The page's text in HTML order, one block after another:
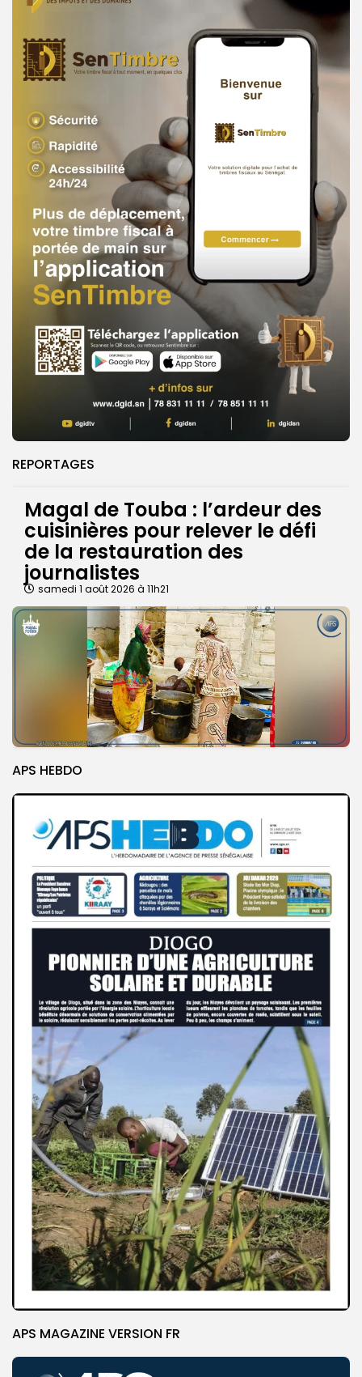
REPORTAGES
Magal de Touba : l’ardeur des
cuisinières pour relever le défi
de la restauration des
journalistes
samedi 1 août 2026 à 11h21
APS HEBDO
APS MAGAZINE VERSION FR